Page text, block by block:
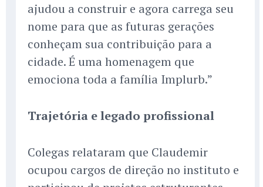
ajudou a construir e agora carrega seu
nome para que as futuras gerações
conheçam sua contribuição para a
cidade. É uma homenagem que
emociona toda a família Implurb.”
Trajetória e legado profissional
Colegas relataram que Claudemir
ocupou cargos de direção no instituto e